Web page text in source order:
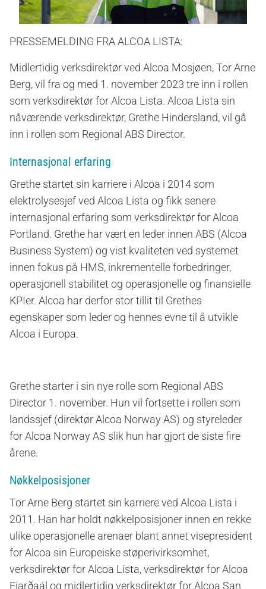
PRESSEMELDING FRA ALCOA LISTA:
Midlertidig verksdirektør ved Alcoa Mosjøen, Tor Arne
Berg, vil fra og med 1. november 2023 tre inn i rollen
som verksdirektør for Alcoa Lista. Alcoa Lista sin
nåværende verksdirektør, Grethe Hindersland, vil gå
inn i rollen som Regional ABS Director.
Internasjonal erfaring
Grethe startet sin karriere i Alcoa i 2014 som
elektrolysesjef ved Alcoa Lista og fikk senere
internasjonal erfaring som verksdirektør for Alcoa
Portland. Grethe har vært en leder innen ABS (Alcoa
Business System) og vist kvaliteten ved systemet
innen fokus på HMS, inkrementelle forbedringer,
operasjonell stabilitet og operasjonelle og finansielle
KPIer. Alcoa har derfor stor tillit til Grethes
egenskaper som leder og hennes evne til å utvikle
Alcoa i Europa.
Grethe starter i sin nye rolle som Regional ABS
Director 1. november. Hun vil fortsette i rollen som
landssjef (direktør Alcoa Norway AS) og styreleder
for Alcoa Norway AS slik hun har gjort de siste fire
årene.
Nøkkelposisjoner
Tor Arne Berg startet sin karriere ved Alcoa Lista i
2011. Han har holdt nøkkelposisjoner innen en rekke
ulike operasjonelle arenaer blant annet visepresident
for Alcoa sin Europeiske støperivirksomhet,
verksdirektør for Alcoa Lista, verksdirektør for Alcoa
Fjarðaál og midlertidig verksdirektør for Alcoa San